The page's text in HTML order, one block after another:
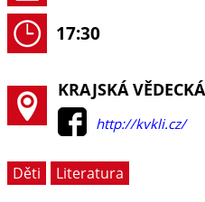
17:30
KRAJSKÁ
http://kvkli.cz/
Děti
Literatura